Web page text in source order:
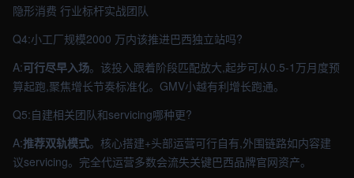
隐形消费 行业标杆实战团队
Q4:小工厂规模2000 万内该推进巴西独立站吗?
A:可行尽早入场。该投入跟着阶段匹配放大,起步可从0.5-1万月度预
算起跑,聚焦增长节奏标准化。GMV小越有利增长跑通。
Q5:自建相关团队和servicing哪种更?
A:推荐双轨模式。核心搭建+头部运营可行自有,外围链路如内容建
议servicing。完全代运营多数会流失关键巴西品牌官网资产。